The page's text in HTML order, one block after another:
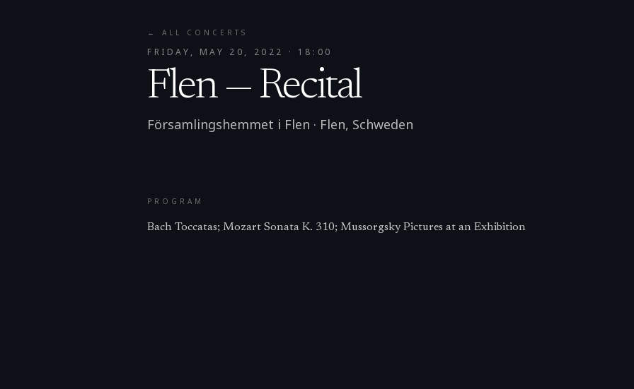
← ALL CONCERTS
FRIDAY, MAY 20, 2022 · 18:00
Flen — Recital
Församlingshemmet i Flen · Flen, Schweden
PROGRAM
Bach Toccatas; Mozart Sonata K. 310; Mussorgsky Pictures at an Exhibition